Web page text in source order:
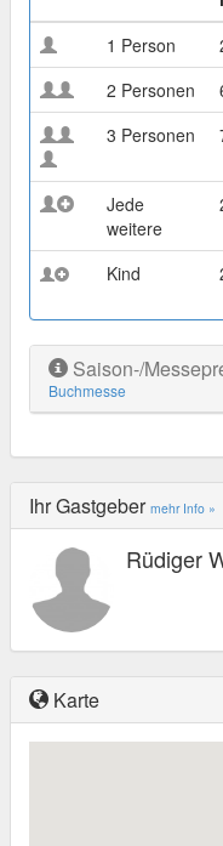
1 Person
2 Personen
3 Personen
Jede
weitere
Kind
Saison-/
Buchmesse
Ihr Gastgeber mehr Info »
Rüdiger
Karte